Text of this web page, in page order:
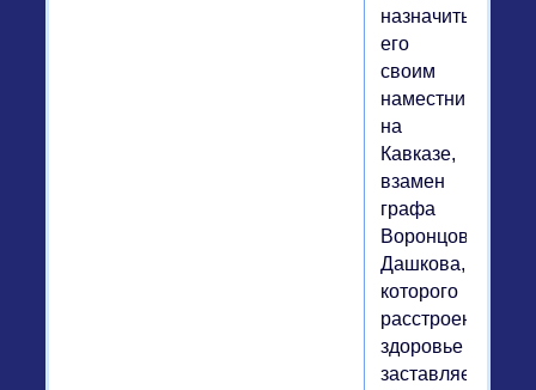
назначить
его
своим
наместником
на
Кавказе,
взамен
графа
Воронцова-
Дашкова,
которого
расстроенное
здоровье
заставляет